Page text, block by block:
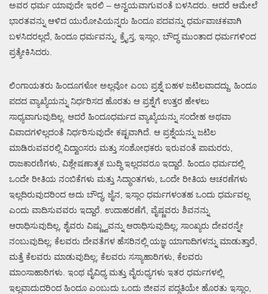
ಅವರ ಧರ್ಮ ಯಾವುದೇ ಇರಲಿ – ಅನ್ವಯವಾಗುವಂತೆ ಬಳಸಿದರು. ಆದರೆ ಆಮೇಲೆ
ಭಾರತವನ್ನು ಆಳಿದ ಯುರೋಪಿಯನ್ನರು ಹಿಂದೂ ಪದವನ್ನು ಧರ್ಮವಾಚಕವಾಗಿ
ಬಳಸಿದರಲ್ಲದೆ, ಹಿಂದೂ ಧರ್ಮವನ್ನು, ಕ್ರೈಸ್ತ, ಇಸ್ಲಾಂ, ಬೌದ್ಧ ಮುಂತಾದ ಧರ್ಮಗಳಿಂದ
ಪ್ರತ್ಯೇಕಿಸಿದರು.
ಲಿಂಗಾಯತರು ಹಿಂದೂಗಳೋ ಅಲ್ಲವೋ ಎಂಬ ಪ್ರಶ್ನೆ ಬಹಳ ಜಟಿಲವಾದದ್ದು. ಹಿಂದೂ
ಪದದ ವ್ಯಾಖ್ಯೆಯನ್ನು ನಿರ್ಧರಿಸದ ಹೊರತು ಆ ಪ್ರಶ್ನೆಗೆ ಉತ್ತರ ಹೇಳಲು
ಸಾಧ್ಯವಾಗುವುದಿಲ್ಲ. ಆದರೆ ಹಿಂದೂಧರ್ಮದ ವ್ಯಾಖ್ಯೆಯನ್ನು ಸಂದೇಹ ಅಥವಾ
ವಿವಾದಗಳಿಲ್ಲದಂತೆ ನಿರ್ಧರಿಸುವುದೇ ಕಷ್ಟವಾಗಿದೆ. ಆ ಪ್ರಶ್ನೆಯನ್ನು ಜಟಿಲ
ಮಾಡಿರುವವರಲ್ಲಿ ವಿದ್ವಾಂಸರು ಮತ್ತು ಸಂಶೋಧಕರು ಇರುವಂತೆ ಪಾಮರರು,
ರಾಜಕಾರಣಿಗಳು, ವಿಶ್ಲೇಷಣಾತ್ಮಕ ಬುದ್ಧಿ ಇಲ್ಲದವರೂ ಇದ್ದಾರೆ. ಹಿಂದೂ ಧರ್ಮದಲ್ಲಿ
ಒಂದೇ ರೀತಿಯ ನಂಬಿಕೆಗಳು ಮತ್ತು ಸಿದ್ಧಾಂತಗಳು, ಒಂದೇ ರೀತಿಯ ಆಚರಣೆಗಳು
ಇಲ್ಲದಿರುವುದರಿಂದ ಅದು ಬೌದ್ಧ, ಜೈನ, ಇಸ್ಲಾಂ ಧರ್ಮಗಳಂತಹ ಒಂದು ಧರ್ಮವಲ್ಲ
ಎಂದು ವಾದಿಸುವವರು ಇದ್ದಾರೆ. ಉದಾಹರಣೆಗೆ, ವೈಷ್ಣವರು ಶಿವನನ್ನು
ಆರಾಧಿಸುವುದಿಲ್ಲ, ಶೈವರು ವಿಷ್ಣ್ವುವನ್ನು ಆರಾಧಿಸುವುದಿಲ್ಲ; ಸಾಂಖ್ಯರು ದೇವರನ್ನೇ
ನಂಬುವುದಿಲ್ಲ; ಕೆಲವರು ದೇವತೆಗಳ ಹೆಸರಿನಲ್ಲಿ ಯಜ್ಞ ಯಾಗಾದಿಗಳನ್ನು ಮಾಡುತ್ತಾರೆ,
ಮತ್ತೆ ಕೆಲವರು ಮಾಡುವುದಿಲ್ಲ; ಕೆಲವರು ಸಸ್ಯಾಹಾರಿಗಳು, ಕೆಲವರು
ಮಾಂಸಾಹಾರಿಗಳು. ಇಂಥ ವೈವಿಧ್ಯ ಮತ್ತು ವೈರುಧ್ಯಗಳು ಇತರ ಧರ್ಮಗಳಲ್ಲಿ
ಇಲ್ಲವಾದುದರಿಂದ ಹಿಂದೂ ಎಂಬುದು ಒಂದು ಜೀವನ ಪದ್ಧತಿಯೇ ಹೊರತು ಇಸ್ಲಾಂ,